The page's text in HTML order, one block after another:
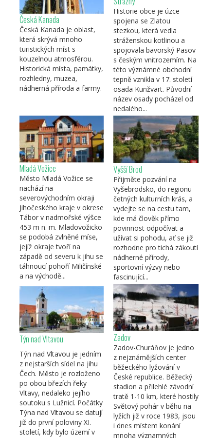
Česká Kanada
Česká Kanada je oblast,
která skrývá mnoho
turistických míst s
kouzelnou atmosférou.
Historická místa, památky,
rozhledny, muzea,
nádherná příroda a farmy.
Historie obce je úzce
spojena se Zlatou
stezkou, která vedla
stráženskou kotlinou a
spojovala bavorský Pasov
s českým vnitrozemím. Na
této význámné obchodní
tepně vznikla v 17. století
osada Kunžvart. Původní
název osady pocházel od
nedalého...
Mladá Vožice
Město Mladá Vožice se
nachází na
severovýchodním okraji
Jihočeského kraje v okrese
Tábor v nadmořské výšce
453 m n. m. Mladovožicko
se podobá zvlněné míse,
jejíž okraje tvoří na
západě od severu k jihu se
táhnoucí pohoří Miličínské
a na východě...
Vyšší Brod
Přijměte pozvání na
Vyšebrodsko, do regionu
četných kulturních krás, a
vydejte se na cestu tam,
kde má člověk přímo
povinnost odpočívat a
užívat si pohodu, ať se již
rozhodne pro tichá zákoutí
nádherné přírody,
sportovní výzvy nebo
fascinující...
Týn nad Vltavou
Týn nad Vltavou je jedním
z nejstarších sídel na jihu
Čech. Město je rozloženo
po obou březích řeky
Vltavy, nedaleko jejího
soutoku s Lužnicí. Počátky
Týna nad Vltavou se datují
již do první poloviny XI.
století, kdy bylo území v
Zadov
Zadov-Churáňov je jedno
z nejznámějších center
běžeckého lyžování v
České republice. Běžecký
stadion a přilehlé závodní
tratě 1-10 km, které hostily
Světový pohár v běhu na
lyžích již v roce 1983, jsou
i dnes místem konání
mnoha významných